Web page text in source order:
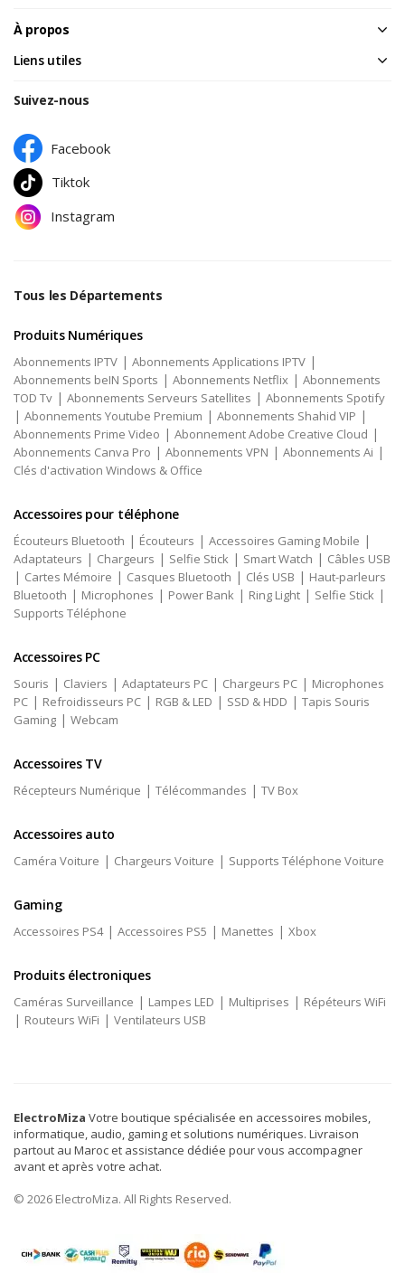
À propos
Liens utiles
Suivez-nous
Facebook
Tiktok
Instagram
Tous les Départements
Produits Numériques
Abonnements IPTV | Abonnements Applications IPTV |
Abonnements beIN Sports | Abonnements Netflix | Abonnements
TOD Tv | Abonnements Serveurs Satellites | Abonnements Spotify
| Abonnements Youtube Premium | Abonnements Shahid VIP |
Abonnements Prime Video | Abonnement Adobe Creative Cloud |
Abonnements Canva Pro | Abonnements VPN | Abonnements Ai |
Clés d'activation Windows & Office
Accessoires pour téléphone
Écouteurs Bluetooth | Écouteurs | Accessoires Gaming Mobile |
Adaptateurs | Chargeurs | Selfie Stick | Smart Watch | Câbles USB
| Cartes Mémoire | Casques Bluetooth | Clés USB | Haut-parleurs
Bluetooth | Microphones | Power Bank | Ring Light | Selfie Stick |
Supports Téléphone
Accessoires PC
Souris | Claviers | Adaptateurs PC | Chargeurs PC | Microphones
PC | Refroidisseurs PC | RGB & LED | SSD & HDD | Tapis Souris
Gaming | Webcam
Accessoires TV
Récepteurs Numérique | Télécommandes | TV Box
Accessoires auto
Caméra Voiture | Chargeurs Voiture | Supports Téléphone Voiture
Gaming
Accessoires PS4| Accessoires PS5 | Manettes | Xbox
Produits électroniques
Caméras Surveillance | Lampes LED | Multiprises | Répéteurs WiFi
| Routeurs WiFi | Ventilateurs USB
ElectroMiza Votre boutique spécialisée en accessoires mobiles,
informatique, audio, gaming et solutions numériques. Livraison
partout au Maroc et assistance dédiée pour vous accompagner
avant et après votre achat.
© 2026 ElectroMiza. All Rights Reserved.